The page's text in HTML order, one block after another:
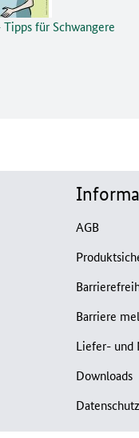
für Schwangere
AGB
Barriere
Liefer- und
Downloads
Datenschutz